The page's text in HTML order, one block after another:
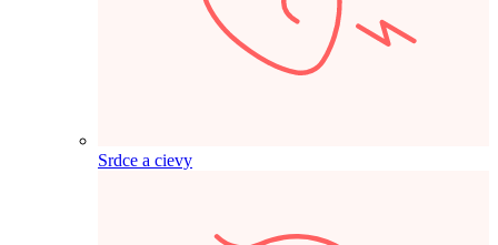
Srdce a cievy